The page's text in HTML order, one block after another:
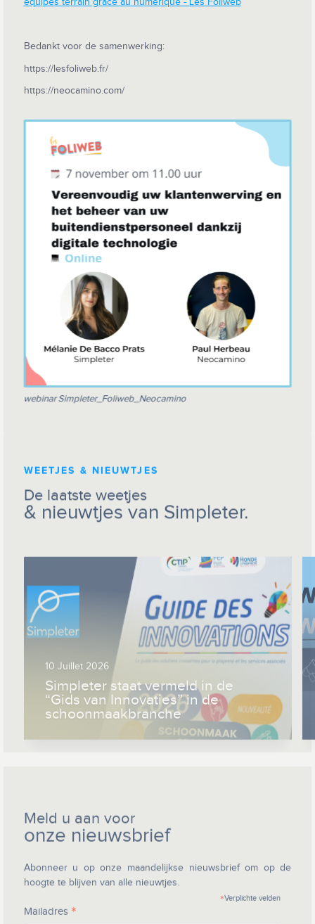
Bedankt voor de samenwerking:
https://lesfoliweb.fr/
https://neocamino.com/
webinar Simpleter_Foliweb_Neocamino
WEETJES & NIEUWTJES
De laatste weetjes
& nieuwtjes van Simpleter.
10 Juillet 2026
Simpleter staat vermeld in de
“Gids van Innovaties” in de
schoonmaakbranche
Meld u aan voor
onze nieuwsbrief
Abonneer u op onze maandelijkse nieuwsbrief om op de
hoogte te blijven van alle nieuwtjes.
*Verplichte velden
Mailadres *